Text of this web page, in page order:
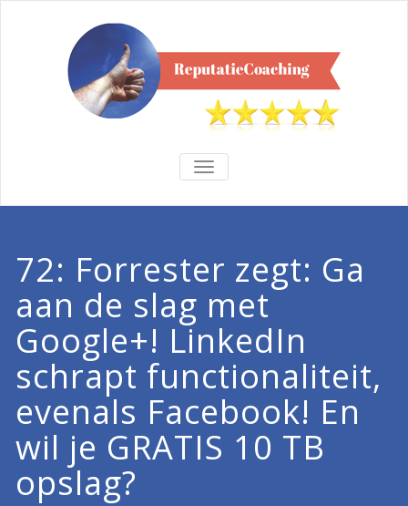
TOGGLE
72: Forrester zegt: Ga
aan de slag met
Google+! LinkedIn
schrapt functionaliteit,
evenals Facebook! En
wil je GRATIS 10 TB
opslag?